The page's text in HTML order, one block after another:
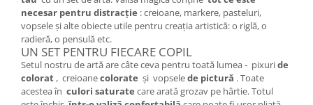
necesar pentru distracție : creioane, markere, pasteluri,
vopsele și alte obiecte utile pentru creația artistică: o riglă, o
radieră, o pensulă etc.
UN SET PENTRU FIECARE COPIL
Setul nostru de artă are câte ceva pentru toată lumea - pixuride
colorat , creioanecolorate și vopselede pictură . Toate
acestea în culori saturate care arată grozav pe hârtie. Totul